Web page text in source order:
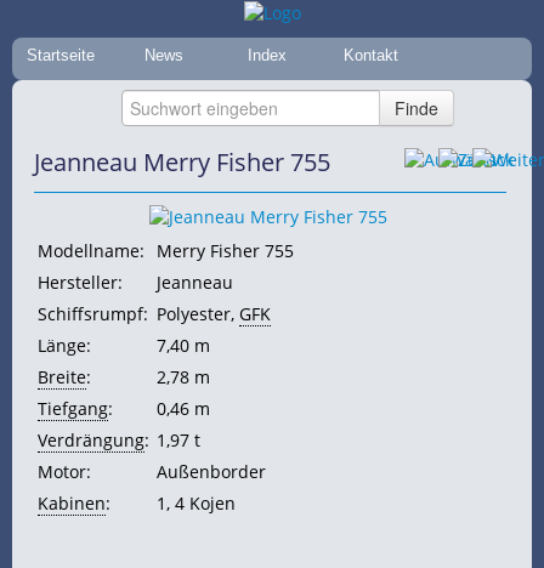
Startseite News Index Kontakt
Jeanneau Merry Fisher 755
Modellname:
Merry Fisher 755
Hersteller:
Jeanneau
Schiffsrumpf: Polyester, GFK
Länge:
7,40 m
Breite:
2,78 m
Tiefgang:
0,46 m
Verdrängung: 1,97 t
Motor:
Außenborder
Kabinen: 1, 4 Kojen